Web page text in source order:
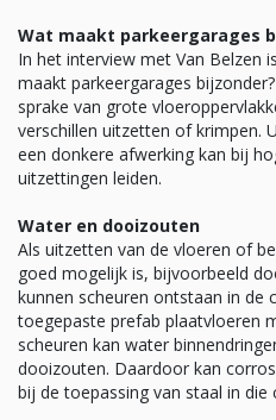
Wat maakt parkeergarages
In het interview met Van Belzen
maakt parkeergarages
sprake van grote
verschillen uitzetten of krimpen.
een donkere afwerking kan bij
uitzettingen leiden.
Water en dooizouten
Als uitzetten van de vloeren of
goed mogelijk is, bijvoorbeeld
kunnen scheuren ontstaan in de
toegepaste prefab plaatvloeren
scheuren kan water
dooizouten. Daardoor kan
bij de toepassing van staal in die